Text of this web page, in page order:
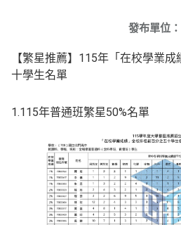
發布單位：
【繁星推薦】115年「在校學業
十學生名單
1.115年普通班繁星50%名單